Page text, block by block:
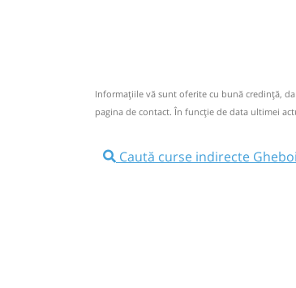
Nu a circulat?Semnalați aici
Pune poze din călătoria ta
13:05 Gheboieni Statie
Informaţiile vă sunt oferite cu bună credinţă,
pagina de contact. În funcție de data ultimei
Caută curse indirecte